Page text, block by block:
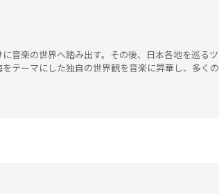
音楽の世界へ踏み出す。その後、日本各地を巡るツ
テーマにした独自の世界観を音楽に昇華し、多くの